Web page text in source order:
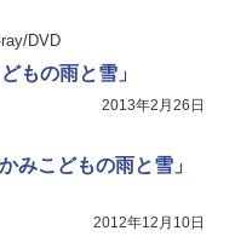
DVD
もの雨と雪」
2013年2月26日
みこどもの雨と雪」
2012年12月10日